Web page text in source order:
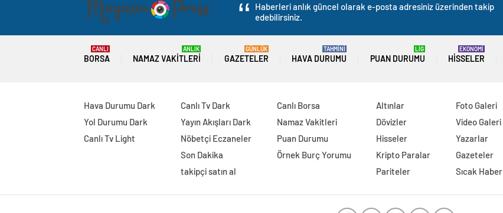
Haberleri anlık güncel olarak e-posta adresiniz üzerinden takip
edebilirsiniz.
BORSA
CANLI
NAMAZ VAKITLERI
ANLIK
GAZETELER
GÜNLÜK
HAVA DURUMU
TAHMİNİ
PUAN DURUMU
LİG
HISSELER
EKONOMİ
Hava Durumu Dark
Yol Durumu Dark
Canlı Tv Light
Canlı Tv Dark
Yayın Akışları Dark
Nöbetçi Eczaneler
Son Dakika
takipçi satın al
Canlı Borsa
Namaz Vakitleri
Puan Durumu
Örnek Burç Yorumu
Altınlar
Dövizler
Hisseler
Kripto Paralar
Pariteler
Foto Galeri
Video Galeri
Yazarlar
Gazeteler
Sıcak Haber